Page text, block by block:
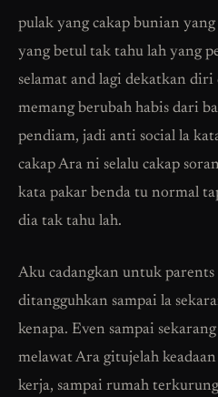
pulak yang cakap bunian
yang betul tak tahu lah yang
selamat and lagi dekatkan diri
memang berubah habis dari
pendiam, jadi anti social la
cakap Ara ni selalu cakap
kata pakar benda tu normal
dia tak tahu lah.
Aku cadangkan untuk parents
ditangguhkan sampai la
kenapa. Even sampai
melawat Ara gitujelah
kerja, sampai rumah